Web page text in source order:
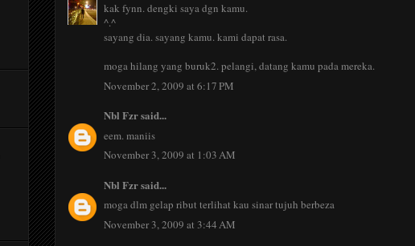
kak fynn. dengki saya dgn kamu.
^.^
sayang dia. sayang kamu. kami dapat rasa.
moga hilang yang buruk2. pelangi, datang kamu pada mereka.
November 2, 2009 at 6:17 PM
Nbl Fzrsaid...
eem. maniis
November 3, 2009 at 1:03 AM
Nbl Fzrsaid...
moga dlm gelap ribut terlihat kau sinar tujuh berbeza
November 3, 2009 at 3:44 AM